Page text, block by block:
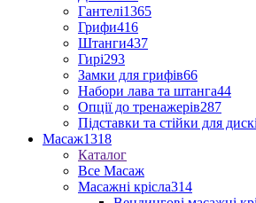
Гантелі1365
Грифи416
Штанги437
Гирі293
Замки для грифів66
Набори лава та штанга44
Опції до тренажерів287
Підставки та стійки для
Масаж1318
Каталог
Все Масаж
Масажні крісла314